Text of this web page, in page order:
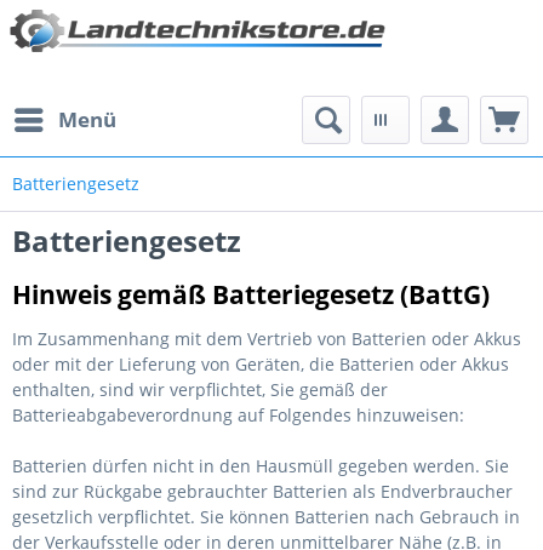
Menü
Batteriengesetz
Batteriengesetz
Hinweis gemäß Batteriegesetz(BattG)
Im Zusammenhang mit dem Vertrieb von Batterien oder Akkus
oder mit der Lieferung von Geräten, die Batterien oder Akkus
enthalten, sind wir verpflichtet, Sie gemäß der
Batterieabgabeverordnung auf Folgendes hinzuweisen:
Batterien dürfen nicht in den Hausmüll gegeben werden. Sie
sind zur Rückgabe gebrauchter Batterien als Endverbraucher
gesetzlich verpflichtet. Sie können Batterien nach Gebrauch in
der Verkaufsstelle oder in deren unmittelbarer Nähe (z.B. in